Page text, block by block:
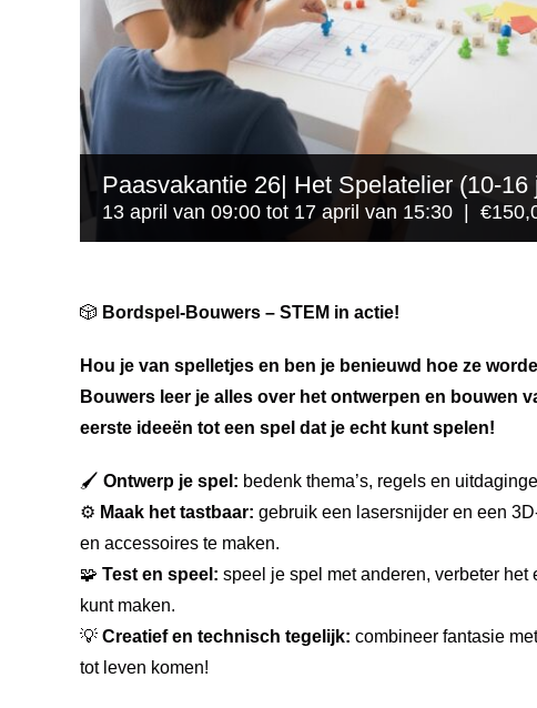
Paasvakantie 26| Het Spelatelier (10-16
13 april van 09:00 tot 17 april van 15:30
🎲 Bordspel-Bouwers – STEM in actie!
Hou je van spelletjes en ben je benieuwd hoe ze
Bouwers leer je alles over het ontwerpen en bouwen
eerste ideeën tot een spel dat je echt kunt spelen!
🖌️ Ontwerp je spel: bedenk thema’s, regels en
⚙️ Maak het tastbaar: gebruik een lasersnijder en een
en accessoires te maken.
🧩 Test en speel: speel je spel met anderen, verbeter
kunt maken.
💡 Creatief en technisch tegelijk: combineer fantasie
tot leven komen!